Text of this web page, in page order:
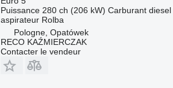
Puissance 280 ch (206 kW) Carburant diesel
aspirateur Rolba
Pologne, Opatówek
RECO KAŹMIERCZAK
Contacter le vendeur